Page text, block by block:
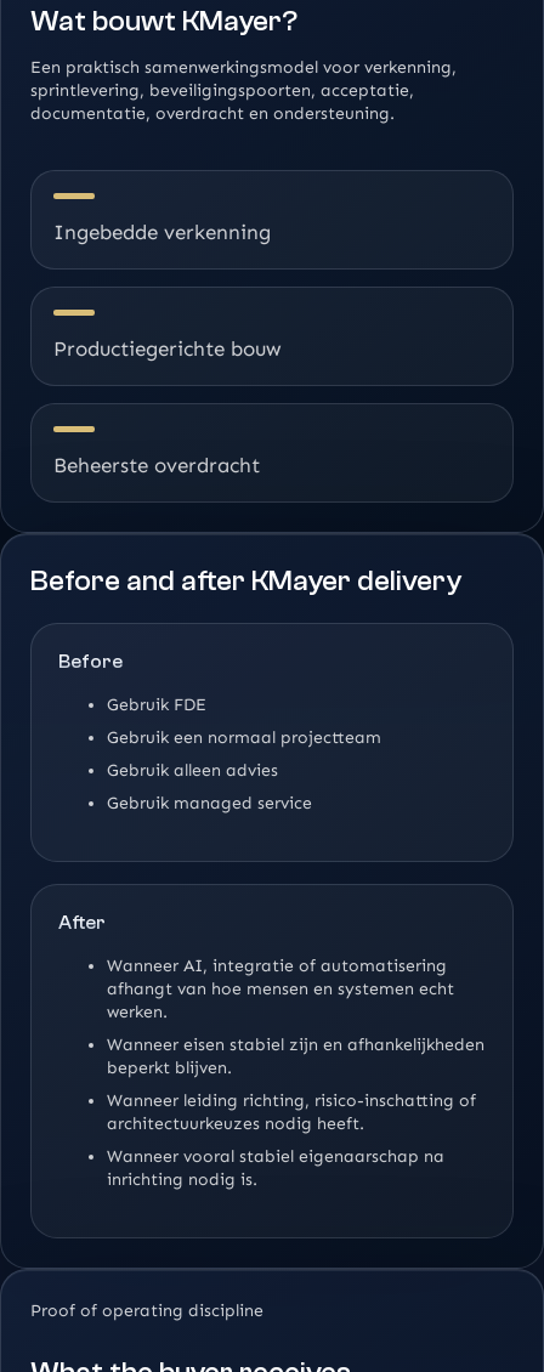
Wat bouwt KMayer?
Een praktisch samenwerkingsmodel voor verkenning,
sprintlevering, beveiligingspoorten, acceptatie,
documentatie, overdracht en ondersteuning.
Ingebedde verkenning
Productiegerichte bouw
Beheerste overdracht
Before and after KMayer delivery
Before
Gebruik FDE
Gebruik een normaal projectteam
Gebruik alleen advies
Gebruik managed service
After
Wanneer AI, integratie of automatisering
afhangt van hoe mensen en systemen echt
werken.
Wanneer eisen stabiel zijn en afhankelijkheden
beperkt blijven.
Wanneer leiding richting, risico-inschatting of
architectuurkeuzes nodig heeft.
Wanneer vooral stabiel eigenaarschap na
inrichting nodig is.
Proof of operating discipline